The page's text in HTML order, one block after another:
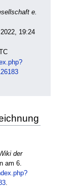
e.
19:24
der
am 6.
.